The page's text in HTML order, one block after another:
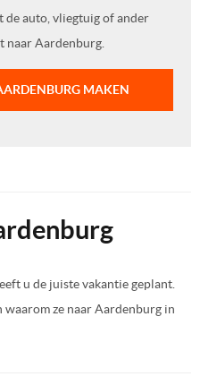
de auto, vliegtuig of ander
naar Aardenburg.
MAKEN
u de juiste vakantie geplant.
waarom ze naar Aardenburg in